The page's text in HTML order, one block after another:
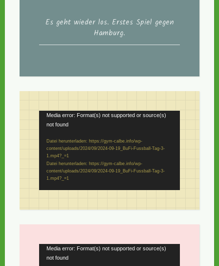
Es geht wieder los. Erstes Spiel gegen
Hamburg.
Video-
Player
Media error: Format(s) not supported or source(s)
not found
Datei herunterladen: https://gym-calbe.info/wp-
content/uploads/2024/09/2024-09-19_BuFi-Fussball-Tag-3-
1.mp4?_=1
Datei herunterladen: https://gym-calbe.info/wp-
content/uploads/2024/09/2024-09-19_BuFi-Fussball-Tag-3-
1.mp4?_=1
Video-
Player
Media error: Format(s) not supported or source(s)
not found